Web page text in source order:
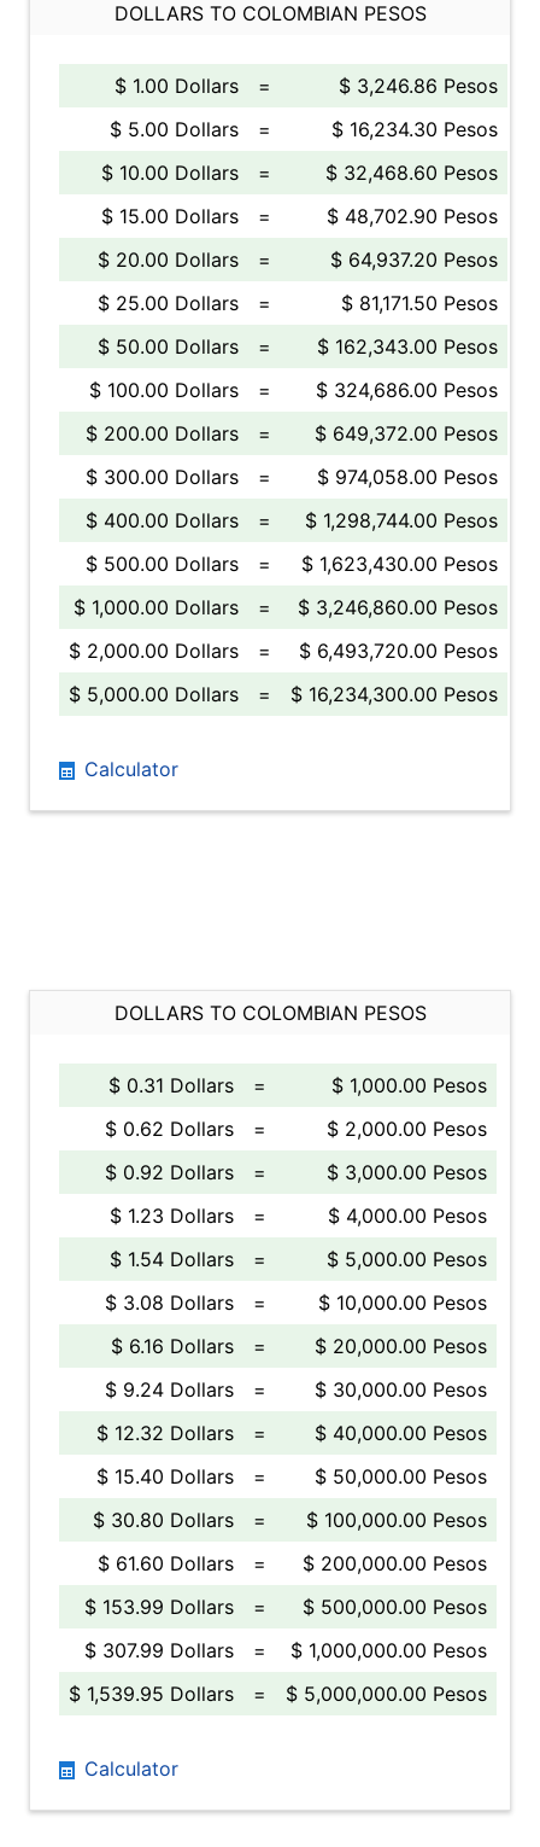
DOLLARS TO COLOMBIAN PESOS
$ 1.00 Dollars =
$ 3,246.86 Pesos
$ 5.00 Dollars
=
$ 16,234.30 Pesos
$ 10.00 Dollars
=
$ 32,468.60 Pesos
$ 15.00 Dollars
=
$ 48,702.90 Pesos
$ 20.00 Dollars
=
$ 64,937.20 Pesos
$ 25.00 Dollars
=
$ 81,171.50 Pesos
$ 50.00 Dollars
=
$ 162,343.00 Pesos
$ 100.00 Dollars
=
$ 324,686.00 Pesos
$ 200.00 Dollars
=
$ 649,372.00 Pesos
$ 300.00 Dollars
=
$ 974,058.00 Pesos
$ 400.00 Dollars
=
$ 1,298,744.00 Pesos
$ 500.00 Dollars
=
$ 1,623,430.00 Pesos
$ 1,000.00 Dollars
=
$ 3,246,860.00 Pesos
$ 2,000.00 Dollars
=
$ 6,493,720.00 Pesos
$ 5,000.00 Dollars
= $ 16,234,300.00 Pesos
Calculator
DOLLARS TO COLOMBIAN PESOS
$ 0.31 Dollars =
$ 1,000.00 Pesos
$ 0.62 Dollars
=
$ 2,000.00 Pesos
$ 0.92 Dollars
=
$ 3,000.00 Pesos
$ 1.23 Dollars
=
$ 4,000.00 Pesos
$ 1.54 Dollars
=
$ 5,000.00 Pesos
$ 3.08 Dollars
=
$ 10,000.00 Pesos
$ 6.16 Dollars
=
$ 20,000.00 Pesos
$ 9.24 Dollars
=
$ 30,000.00 Pesos
$ 12.32 Dollars
=
$ 40,000.00 Pesos
$ 15.40 Dollars
=
$ 50,000.00 Pesos
$ 30.80 Dollars
=
$ 100,000.00 Pesos
$ 61.60 Dollars
=
$ 200,000.00 Pesos
$ 153.99 Dollars
=
$ 500,000.00 Pesos
$ 307.99 Dollars
=
$ 1,000,000.00 Pesos
$ 1,539.95 Dollars
= $ 5,000,000.00 Pesos
Calculator